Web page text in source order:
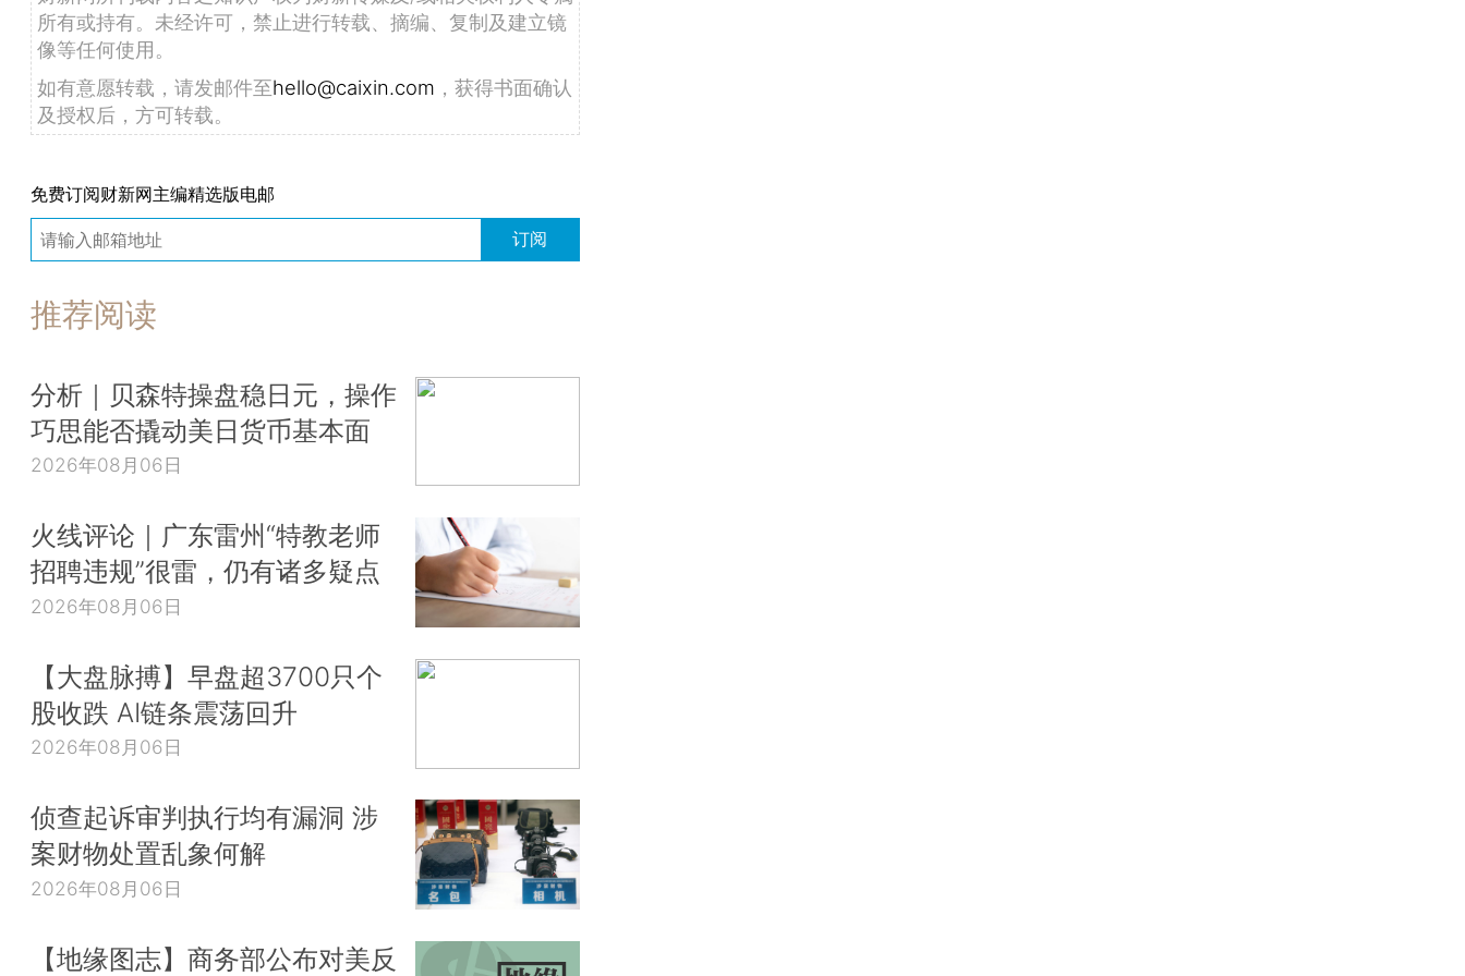
所有或持有。未经许可，禁止进行转载、摘编、复制及建立镜
像等任何使用。
如有意愿转载，请发邮件至hello@caixin.com ，获得书面确认
及授权后，方可转载。
免费订阅财新网主编精选版电邮
订阅
推荐阅读
分析｜贝森特操盘稳日元，操作
巧思能否撬动美日货币基本面
2026年08月06日
火线评论｜广东雷州“特教老师
招聘违规”很雷，仍有诸多疑点
2026年08月06日
【大盘脉搏】早盘超3700只个
股收跌 AI链条震荡回升
2026年08月06日
侦查起诉审判执行均有漏洞 涉
案财物处置乱象何解
2026年08月06日
【地缘图志】商务部公布对美反